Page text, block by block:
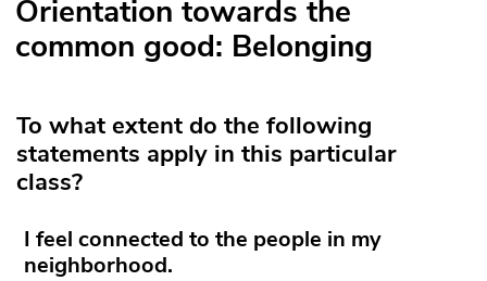
Orientation towards the
common good: Belonging
To what extent do the following
statements apply in this particular
class?
I feel connected to the people in my
neighborhood.